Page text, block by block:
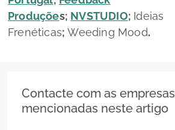
Produções; NVSTUDIO; Ideias
Frenéticas;Weeding Mood.
Contacte com as empresas
mencionadas neste artigo